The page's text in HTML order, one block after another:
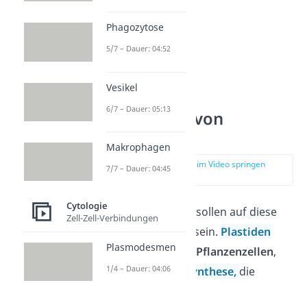
Entstehung von
Plastiden
zur Stelle im Video springen
(02:50)
Auch die Plastiden sollen auf diese
Weise entstanden sein. Plastiden
sind Organellen in Pflanzenzellen,
die für diePhotosynthese, die
Phagozytose
5/7 – Dauer: 04:52
Vesikel
6/7 – Dauer: 05:13
Makrophagen
7/7 – Dauer: 04:45
Cytologie
Zell-Zell-Verbindungen
Plasmodesmen
1/4 – Dauer: 04:06